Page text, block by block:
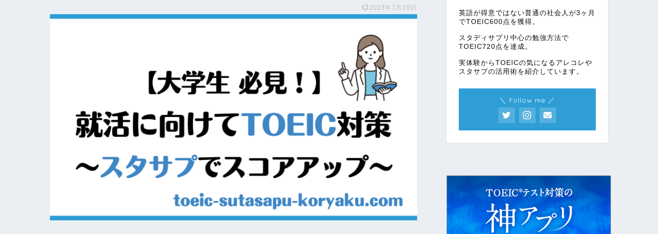
2023年7月19日
英語が得意ではない普通の社会人が3ヶ月
でTOEIC600点を獲得。
スタディサプリ中心の勉強方法で
TOEIC720点を達成。
実体験からTOEICの気になるアレコレや
スタサプの活用術を紹介しています。
＼ Follow me ／